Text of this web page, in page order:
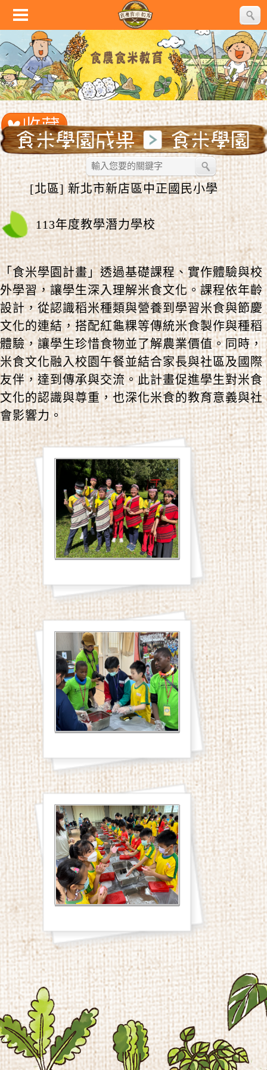
[北區] 新北市新店區中正國民小學
113年度教學潛力學校
「食米學園計畫」透過基礎課程、實作體驗與校
外學習，讓學生深入理解米食文化。課程依年齡
設計，從認識稻米種類與營養到學習米食與節慶
文化的連結，搭配紅龜粿等傳統米食製作與種稻
體驗，讓學生珍惜食物並了解農業價值。同時，
米食文化融入校園午餐並結合家長與社區及國際
友伴，達到傳承與交流。此計畫促進學生對米食
文化的認識與尊重，也深化米食的教育意義與社
會影響力。